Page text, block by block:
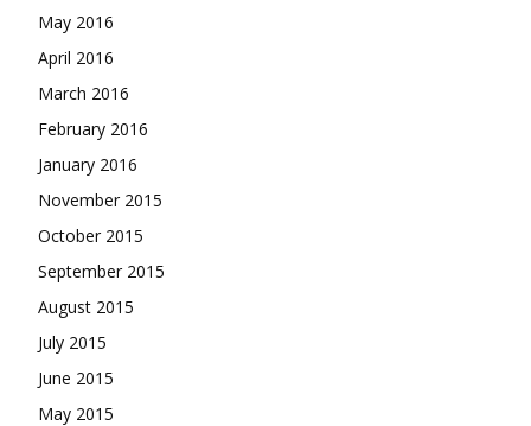
May 2016
April 2016
March 2016
February 2016
January 2016
November 2015
October 2015
September 2015
August 2015
July 2015
June 2015
May 2015